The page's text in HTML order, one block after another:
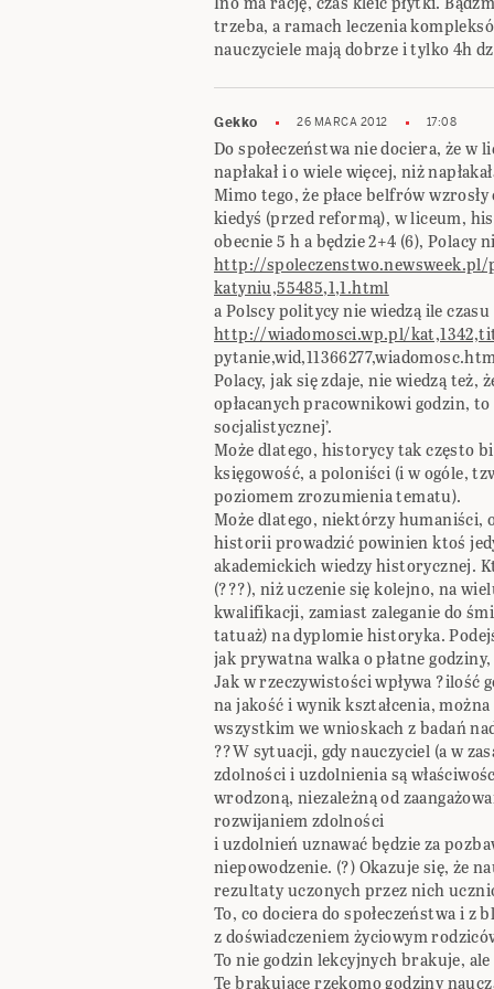
trzeba, a ramach leczenia
nauczyciele mają dobrze i tylko 4h
Gekko 26 MARCA 2012 17:08
Do społeczeństwa nie dociera, że
napłakał i o wiele więcej, niż
Mimo tego, że płace belfrów
kiedyś (przed reformą), w liceum,
obecnie 5 h a będzie 2+4 (6), Polacy
http://
katyniu,55485,1,1.html
a Polscy politycy nie wiedzą ile
http://wiadomosci.wp.pl/
Polacy, jak się zdaje, nie wiedzą
opłacanych pracownikowi godzin,
socjalistycznej’.
Może dlatego, historycy tak często
księgowość, a poloniści (i w ogóle,
poziomem zrozumienia tematu).
Może dlatego, niektórzy humaniści,
historii prowadzić powinien ktoś
akademickich wiedzy historycznej.
(???), niż uczenie się kolejno, na
kwalifikacji, zamiast zaleganie do
tatuaż) na dyplomie historyka.
jak prywatna walka o płatne
Jak w rzeczywistości wpływa ?ilość
na jakość i wynik kształcenia,
wszystkim we wnioskach z badań
??W sytuacji, gdy nauczyciel (a w
zdolności i uzdolnienia są
wrodzoną, niezależną od
rozwijaniem zdolności
i uzdolnień uznawać będzie za
niepowodzenie. (?) Okazuje się, że
rezultaty uczonych przez nich
To, co dociera do społeczeństwa i z
z doświadczeniem życiowym
To nie godzin lekcyjnych brakuje,
Te brakujące rzekomo godziny